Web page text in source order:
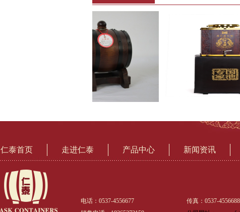
仁泰首页 走进仁泰 产品中心 新闻资讯
电话：0537-4556677
传真：0537-4556688